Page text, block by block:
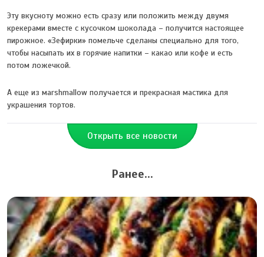
Эту вкусноту можно есть сразу или положить между двумя
крекерами вместе с кусочком шоколада – получится настоящее
пирожное. «Зефирки» помельче сделаны специально для того,
чтобы насыпать их в горячие напитки – какао или кофе и есть
потом ложечкой.
А еще из мarshmallow получается и прекрасная мастика для
украшения тортов.
Открыть все новости
Ранее...